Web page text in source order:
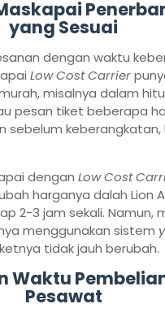
yang Sesuai
dengan waktu
Low Cost Carrier
misalnya dalam
pesan tiket beberapa
sebelum keberangkatan,
dengan Low Cost
harganya dalah Lion
2-3 jam sekali. Namun,
menggunakan sistem
tidak jauh berubah.
Waktu
Pesawat